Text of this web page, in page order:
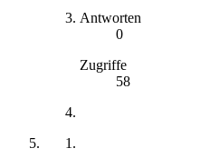
Antworten
0
Zugriffe
58